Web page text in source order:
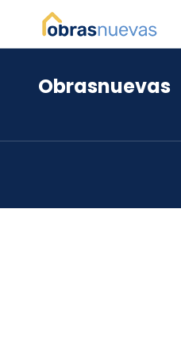
*
Obrasnuevas